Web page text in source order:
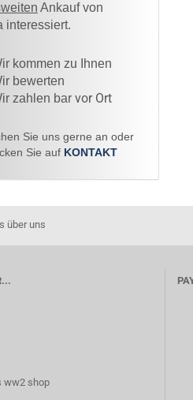
Ankauf von
interessiert.
kommen zu Ihnen​
bewerten
zahlen bar vor Ort
Sie uns gerne an oder
Sie auf KONTAKT
über uns
ww2 shop